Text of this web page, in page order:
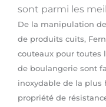
sont parmi les
De la manipulation
de produits cuits,
couteaux pour toutes
de boulangerie sont
inoxydable de la plus
propriété de